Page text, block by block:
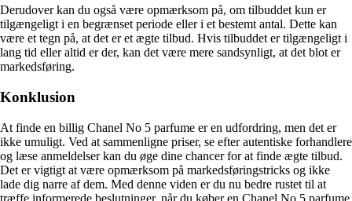
Derudover kan du også være opmærksom på, om tilbuddet kun er
tilgængeligt i en begrænset periode eller i et bestemt antal. Dette kan
være et tegn på, at det er et ægte tilbud. Hvis tilbuddet er tilgængeligt i
lang tid eller altid er der, kan det være mere sandsynligt, at det blot er
markedsføring.
Konklusion
At finde en billig Chanel No 5 parfume er en udfordring, men det er
ikke umuligt. Ved at sammenligne priser, se efter autentiske forhandlere
og læse anmeldelser kan du øge dine chancer for at finde ægte tilbud.
Det er vigtigt at være opmærksom på markedsføringstricks og ikke
lade dig narre af dem. Med denne viden er du nu bedre rustet til at
træffe informerede beslutninger, når du køber en Chanel No 5 parfume